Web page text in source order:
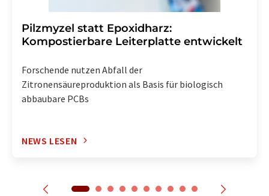
Pilzmyzel statt Epoxidharz:
Kompostierbare Leiterplatte entwickelt
Forschende nutzen Abfall der
Zitronensäureproduktion als Basis für biologisch
abbaubare PCBs
NEWS LESEN